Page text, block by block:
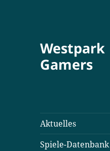
Westpark
Gamers
Aktuelles
Spiele-Datenbank